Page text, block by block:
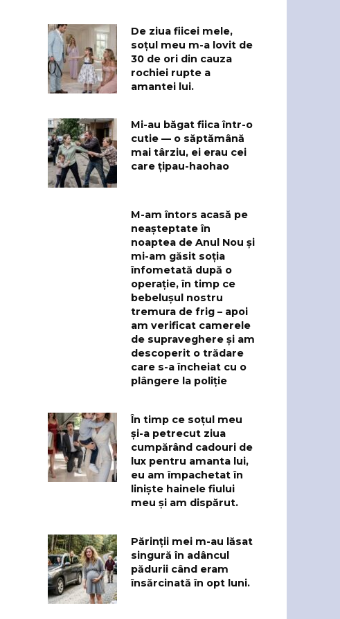
De ziua fiicei mele,
soțul meu m-a lovit de
30 de ori din cauza
rochiei rupte a
amantei lui.
Mi-au băgat fiica într-o
cutie — o săptămână
mai târziu, ei erau cei
care țipau-haohao
M-am întors acasă pe
neașteptate în
noaptea de Anul Nou și
mi-am găsit soția
înfometată după o
operație, în timp ce
bebelușul nostru
tremura de frig – apoi
am verificat camerele
de supraveghere și am
descoperit o trădare
care s-a încheiat cu o
plângere la poliție
În timp ce soțul meu
și-a petrecut ziua
cumpărând cadouri de
lux pentru amanta lui,
eu am împachetat în
liniște hainele fiului
meu și am dispărut.
Părinții mei m-au lăsat
singură în adâncul
pădurii când eram
însărcinată în opt luni.